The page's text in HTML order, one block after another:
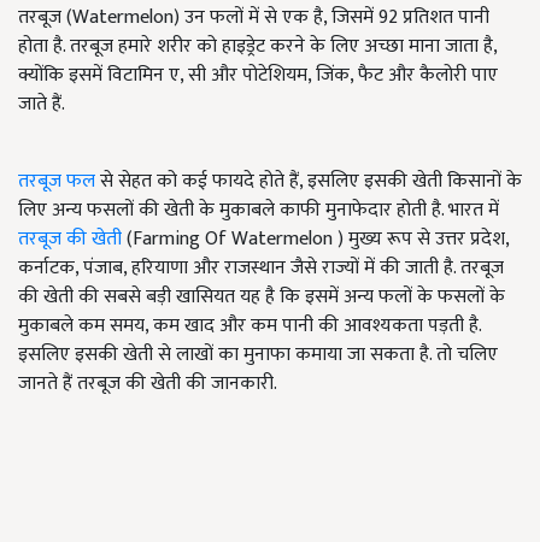
तरबूज (Watermelon) उन फलों में से एक है, जिसमें 92 प्रतिशत पानी
होता है. तरबूज हमारे शरीर को हाइड्रेट करने के लिए अच्छा माना जाता है,
क्योंकि इसमें विटामिन ए, सी और पोटेशियम, जिंक, फैट और कैलोरी पाए
जाते हैं.
तरबूज फलसे सेहत को कई फायदे होते हैं, इसलिए इसकी खेती किसानों के
लिए अन्य फसलों की खेती के मुकाबले काफी मुनाफेदार होती है. भारत में
तरबूज की खेती(Farming Of Watermelon ) मुख्य रूप से उत्तर प्रदेश,
कर्नाटक, पंजाब, हरियाणा और राजस्थान जैसे राज्यों में की जाती है. तरबूज
की खेती की सबसे बड़ी खासियत यह है कि इसमें अन्य फलों के फसलों के
मुकाबले कम समय, कम खाद और कम पानी की आवश्यकता पड़ती है.
इसलिए इसकी खेती से लाखों का मुनाफा कमाया जा सकता है. तो चलिए
जानते हैं तरबूज की खेती की जानकारी.